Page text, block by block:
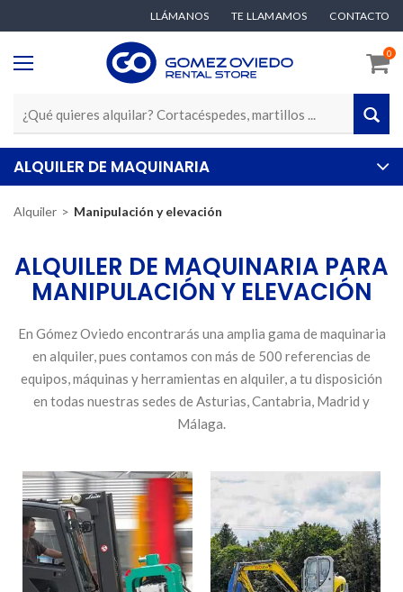
LLÁMANOS TE LLAMAMOS CONTACTO
0
ALQUILER DE MAQUINARIA
Alquiler Manipulación y elevación
ALQUILER DE MAQUINARIA PARA
MANIPULACIÓN Y ELEVACIÓN
En Gómez Oviedo encontrarás una amplia gama de maquinaria
en alquiler, pues contamos con más de 500 referencias de
equipos, máquinas y herramientas en alquiler, a tu disposición
en todas nuestras sedes de Asturias, Cantabria, Madrid y
Málaga.